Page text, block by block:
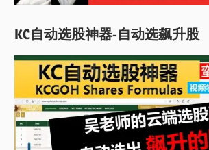
KC自动选股神器-自动选飙升股